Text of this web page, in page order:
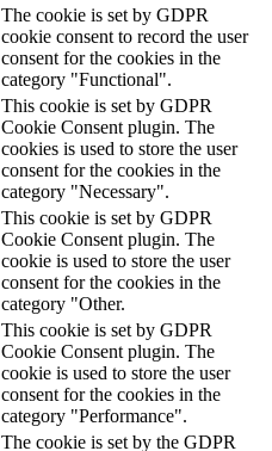
The cookie is set by GDPR
cookie consent to record the user
consent for the cookies in the
category "Functional".
This cookie is set by GDPR
Cookie Consent plugin. The
cookies is used to store the user
consent for the cookies in the
category "Necessary".
This cookie is set by GDPR
Cookie Consent plugin. The
cookie is used to store the user
consent for the cookies in the
category "Other.
This cookie is set by GDPR
Cookie Consent plugin. The
cookie is used to store the user
consent for the cookies in the
category "Performance".
The cookie is set by the GDPR